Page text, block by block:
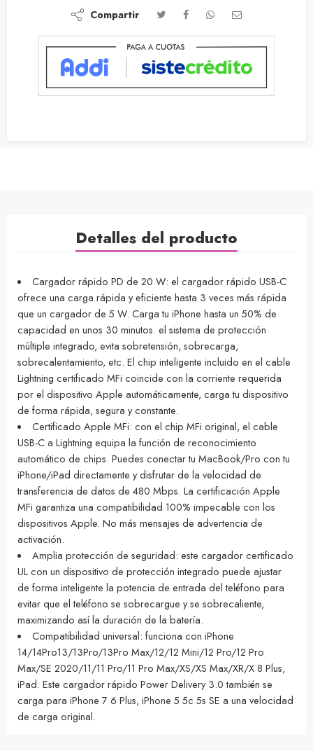
Compartir
Detalles del producto
Cargador rápido PD de 20 W: el cargador rápido USB-C
ofrece una carga rápida y eficiente hasta 3 veces más rápida
que un cargador de 5 W. Carga tu iPhone hasta un 50% de
capacidad en unos 30 minutos. el sistema de protección
múltiple integrado, evita sobretensión, sobrecarga,
sobrecalentamiento, etc. El chip inteligente incluido en el cable
Lightning certificado MFi coincide con la corriente requerida
por el dispositivo Apple automáticamente, carga tu dispositivo
de forma rápida, segura y constante.
Certificado Apple MFi: con el chip MFi original, el cable
USB-C a Lightning equipa la función de reconocimiento
automático de chips. Puedes conectar tu MacBook/Pro con tu
iPhone/iPad directamente y disfrutar de la velocidad de
transferencia de datos de 480 Mbps. La certificación Apple
MFi garantiza una compatibilidad 100% impecable con los
dispositivos Apple. No más mensajes de advertencia de
activación.
Amplia protección de seguridad: este cargador certificado
UL con un dispositivo de protección integrado puede ajustar
de forma inteligente la potencia de entrada del teléfono para
evitar que el teléfono se sobrecargue y se sobrecaliente,
maximizando así la duración de la batería.
Compatibilidad universal: funciona con iPhone
14/14Pro13/13Pro/13Pro Max/12/12 Mini/12 Pro/12 Pro
Max/SE 2020/11/11 Pro/11 Pro Max/XS/XS Max/XR/X 8 Plus,
iPad. Este cargador rápido Power Delivery 3.0 también se
carga para iPhone 7 6 Plus, iPhone 5 5c 5s SE a una velocidad
de carga original.